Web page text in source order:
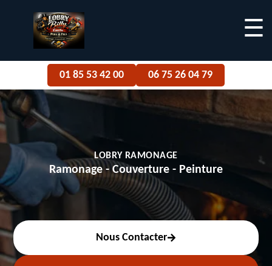
☰
01 85 53 42 00 06 75 26 04 79
LOBRY RAMONAGE
Ramonage - Couverture - Peinture
Nous Contacter